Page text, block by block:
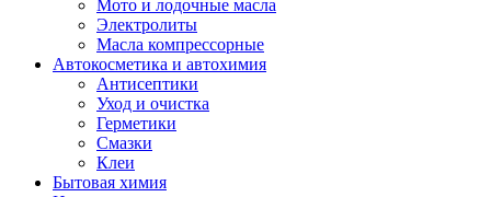
Мото и лодочные масла
Электролиты
Масла компрессорные
Автокосметика и автохимия
Антисептики
Уход и очистка
Герметики
Смазки
Клеи
Бытовая химия